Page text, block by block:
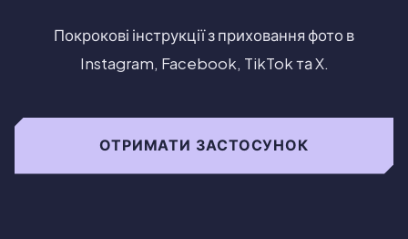
Покрокові інструкції з приховання фото в
Instagram, Facebook, TikTok та X.
ОТРИМАТИ ЗАСТОСУНОК